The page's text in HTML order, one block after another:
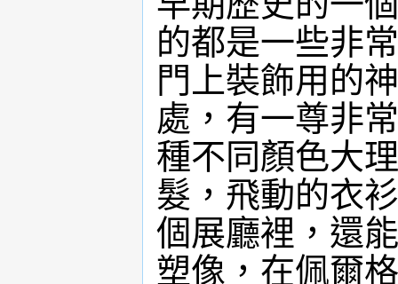
的都是一些非
門上裝飾用的
處，有一尊非
種不同顏色大
髮，飛動的衣
個展廳裡，還
塑像，在佩爾